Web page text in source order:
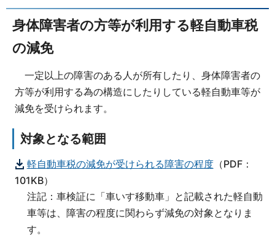
身体障害者の方等が利用する軽自動車税
の減免
一定以上の障害のある人が所有したり、身体障害者の
方等が利用する為の構造にしたりしている軽自動車等が
減免を受けられます。
対象となる範囲
軽自動車税の減免が受けられる障害の程度（PDF：
101KB）
注記：車検証に「車いす移動車」と記載された軽自動
車等は、障害の程度に関わらず減免の対象となりま
す。